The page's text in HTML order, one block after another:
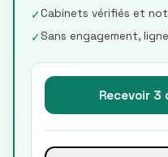
✓Cabinets vérifiés et
✓Sans engagement,
Recevoir